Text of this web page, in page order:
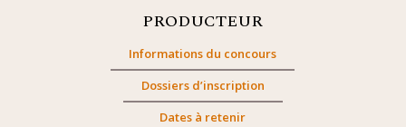
PRODUCTEUR
Informations du concours
Dossiers d’inscription
Dates à retenir